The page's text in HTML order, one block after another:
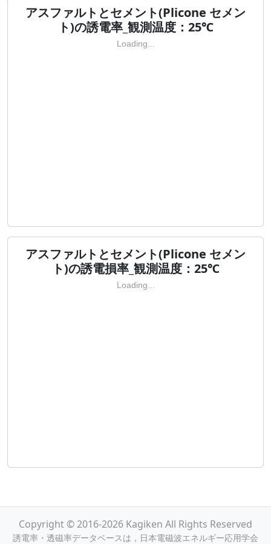
アスファルトとセメント(Plicone セメン
ト)の誘電率_観測温度：25℃
Loading...
アスファルトとセメント(Plicone セメン
ト)の誘電損率_観測温度：25℃
Loading...
Copyright © 2016-2026 Kagiken All Rights Reserved
誘電率・透磁率データベースは，日本電磁波エネルギー応用学会